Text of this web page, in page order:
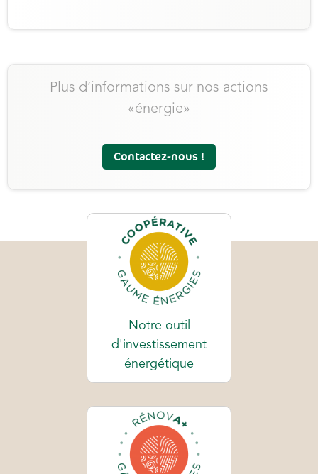
Plus d’informations sur nos actions
«énergie»
Contactez-nous !
Notre outil
d'investissement
énergétique